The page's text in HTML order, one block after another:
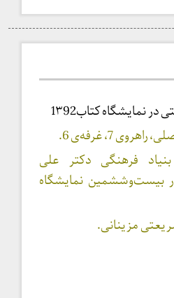
در نمایشگاه کتاب1۳92
7، غرفه‌ی 6.
فرهنگی دکتر علی
بیست‌وششمین نمایشگاه